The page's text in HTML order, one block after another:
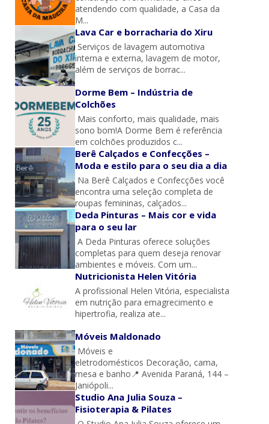
atendendo com qualidade, a Casa da
M...
Lava Car e borracharia do Xiru
Serviços de lavagem automotiva
interna e externa, lavagem de motor,
além de serviços de borrac...
Dorme Bem – Indústria de
Colchões
Mais conforto, mais qualidade, mais
sono bom!A Dorme Bem é referência
em colchões produzidos c...
Berê Calçados e Confecções –
Moda e estilo para o seu dia a dia
Na Berê Calçados e Confecções você
encontra uma seleção completa de
roupas femininas, calçados...
Deda Pinturas – Mais cor e vida
para o seu lar
A Deda Pinturas oferece soluções
completas para quem deseja renovar
ambientes e móveis. Com um...
Nutricionista Helen Vitória
A profissional Helen Vitória, especialista
em nutrição para emagrecimento e
hipertrofia, realiza ate...
Móveis Maldonado
Móveis e
eletrodomésticos Decoração, cama,
mesa e banho📍 Avenida Paraná, 144 –
Janiópoli...
Studio Ana Julia Souza –
Fisioterapia & Pilates